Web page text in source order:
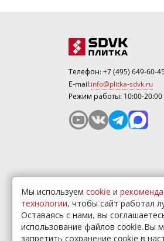
Телефон:+7 (495) 649-60-
E-mail:info@plitka-sdvk.ru
Режим работы: 10:00-20:00
Мы используем cookie и
технологии, чтобы сайт работал
Оставаясь с нами, вы
использование файлов cookie.Вы
запретить сохранение cookie в